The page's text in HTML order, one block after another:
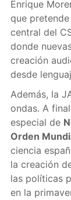
Enrique
que
central del
donde
creación
desde
Además, la
ondas. A
especial de
Orden
ciencia
la creación
las políticas
en la